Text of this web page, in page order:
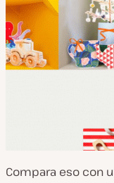
Compara eso con